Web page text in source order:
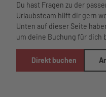
Du hast Fragen zu der
Urlaubsteam hilft dir gern
Unten auf dieser Seite
um deine Buchung für dich
Direkt buchen